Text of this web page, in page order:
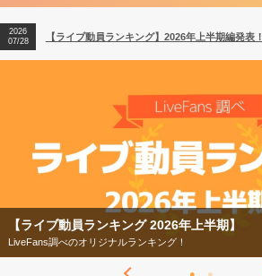
【フェス特集2026】フェス情報はここから！
2026
07/28
【ライブ動員ランキング】2026年上半期編発表！
【ライブ動員ランキング 2026年上半期】
LiveFans調べのオリジナルランキング！